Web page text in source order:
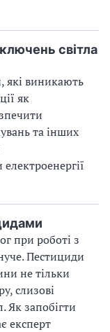
світла
які виникають
як
та інших
при роботі з
Пестициди
не тільки
слизові
Як запобігти
експерт